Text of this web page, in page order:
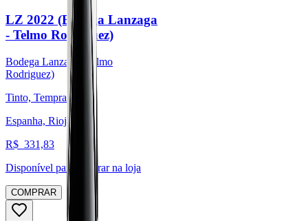
LZ 2022 (Bodega Lanzaga
- Telmo Rodríguez)
Bodega Lanzaga (Telmo
Rodriguez)
Tinto, Tempranillo
Espanha, Rioja
R$ 331,83
Disponível para:
Retirar na loja
COMPRAR